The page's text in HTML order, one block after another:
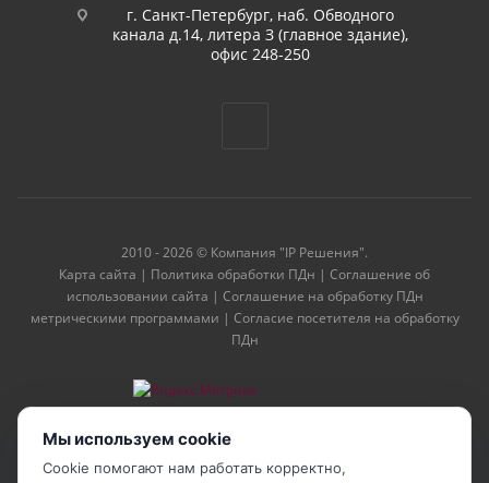
г. Санкт-Петербург, наб. Обводного
канала д.14, литера З (главное здание),
офис 248-250
2010 - 2026 © Компания "IP Решения".
Карта сайта | Политика обработки ПДн | Соглашение об
использовании сайта | Соглашение на обработку ПДн
метрическими программами | Согласие посетителя на обработку
ПДн
Мы используем cookie
Cookie помогают нам работать корректно,